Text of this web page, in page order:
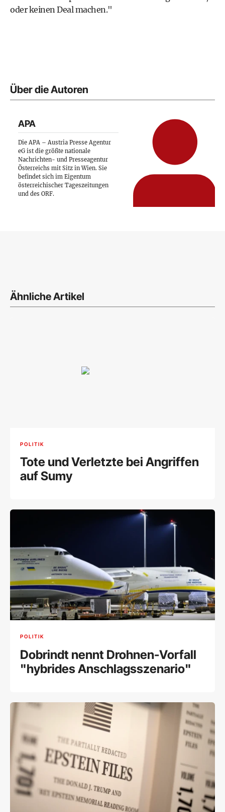
oder keinen Deal machen."
Über die Autoren
APA
Die APA – Austria Presse Agentur
eG ist die größte nationale
Nachrichten- und Presseagentur
Österreichs mit Sitz in Wien. Sie
befindet sich im Eigentum
österreichischer Tageszeitungen
und des ORF.
Ähnliche Artikel
POLITIK
Tote und Verletzte bei Angriffen
auf Sumy
POLITIK
Dobrindt nennt Drohnen-Vorfall
"hybrides Anschlagsszenario"